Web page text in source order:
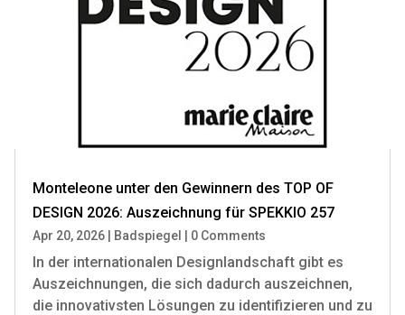
Monteleone unter den Gewinnern des TOP OF
DESIGN 2026: Auszeichnung für SPEKKIO 257
Apr 20, 2026 Badspiegel 0 Comments
In der internationalen Designlandschaft gibt es
Auszeichnungen, die sich dadurch auszeichnen,
die innovativsten Lösungen zu identifizieren und zu